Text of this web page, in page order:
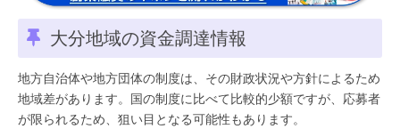
大分地域の資金調達情報
地方自治体や地方団体の制度は、その財政状況や方針によるため
地域差があります。国の制度に比べて比較的少額ですが、応募者
が限られるため、狙い目となる可能性もあります。